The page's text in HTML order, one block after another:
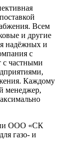
Всем
и другие
надёжных и
с
с частными
Каждому
менеджер,
ООО «СК
газо- и